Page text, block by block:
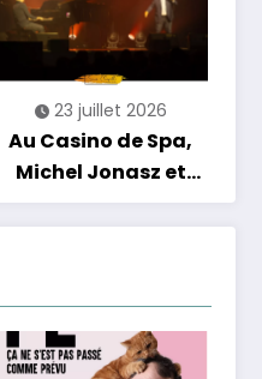
scène
23 juillet 2026
Au Casino de Spa,
Michel Jonasz et
Alain Chamfort
célèbrent le temps
nostalgie